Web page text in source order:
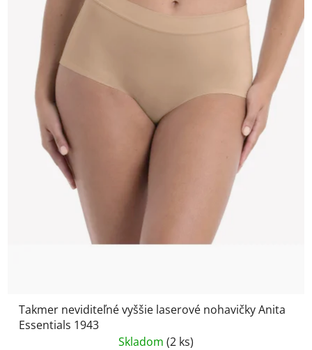
Takmer neviditeľné vyššie laserové nohavičky Anita
Essentials 1943
Skladom (2 ks)